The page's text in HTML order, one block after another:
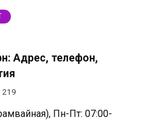
Адрес, телефон,
219
Пн-Пт: 07:00-